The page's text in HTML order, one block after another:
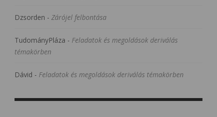
Dzsorden - Zárójel felbontása
TudományPláza - Feladatok és megoldások deriválás
témakörben
Dávid - Feladatok és megoldások deriválás témakörben